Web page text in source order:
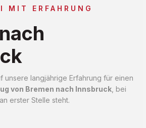
MIT ERFAHRUNG
unsere langjährige Erfahrung für einen
von Bremen nach Innsbruck , bei
erster Stelle steht.